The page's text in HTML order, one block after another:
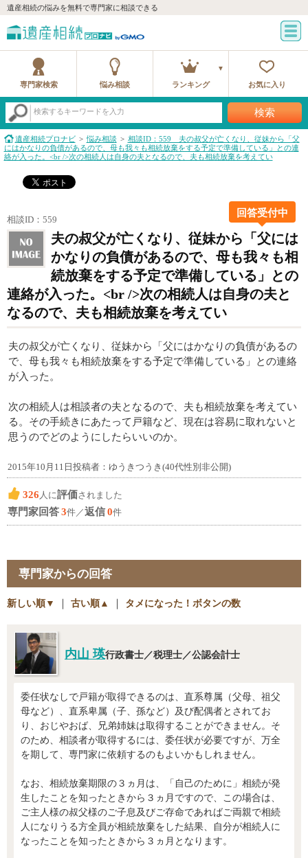
遺産相続の悩みを無料で専門家に相談できる
専門家検索 悩み相談 ランキング お気に入り
検索するキーワードを入力 検索
遺産相続プロナビ 悩み相談
相談ID：559 夫の叔父が亡くなり、従妹から「父
にはかなりの負債があるので、母も我々も相続放棄をする予定で準備している」との連
絡が入った。<br />次の相続人は自身の夫となるので、夫も相続放棄を考えてい
相談ID：559
回答受付中
夫の叔父が亡くなり、従妹から「父には
かなりの負債があるので、母も我々も相
続放棄をする予定で準備している」との
連絡が入った。<br />次の相続人は自身の夫と
なるので、夫も相続放棄を考えてい
夫の叔父が亡くなり、従妹から「父にはかなりの負債があるの
で、母も我々も相続放棄をする予定で準備している」との連絡
が入った。
次の相続人は相談者の夫となるので、夫も相続放棄を考えてい
る。その手続きにあたって戸籍など、現在は容易に取れないと
思うのでどのようにしたらいいのか。
2015年10月11日投稿者：ゆうきつうき(40代性別非公開)
326 人に評価されました
専門家回答3件／返信0件
専門家からの回答
新しい順▼ ｜ 古い順▲ ｜ タメになった！ボタンの数
内山 瑛行政書士／税理士／公認会計士
委任状なしで戸籍が取得できるのは、直系尊属（父母、祖父
母など）、直系卑属（子、孫など）及び配偶者とされてお
り、おじやおば、兄弟姉妹は取得することができません。そ
のため、相談者が取得するには、委任状が必要ですが、万全
を期して、専門家に依頼するのもよいかもしれません。
なお、相続放棄期限の３ヵ月は、「自己のために」相続が発
生したことを知ったときから３ヵ月ですので、この場合は、
ご主人様の叔父様のご子息及びご存命であればご両親で相続
人になりうる方全員が相続放棄をした結果、自分が相続人に
なったことを知ったときから３ヵ月となります。